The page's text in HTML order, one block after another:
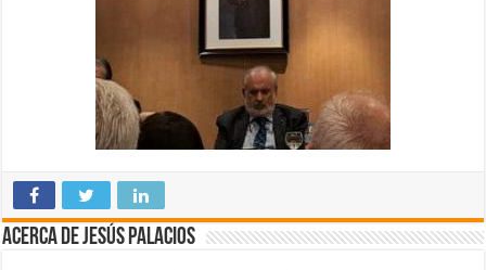
Acerca de Jesús Palacios